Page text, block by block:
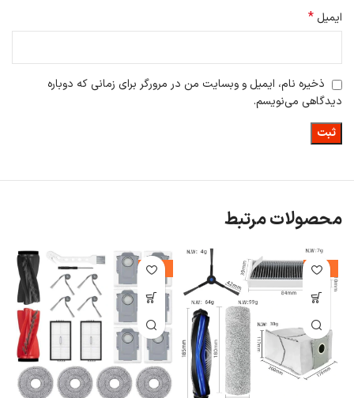
ایمیل *
ذخیره نام، ایمیل و وبسایت من در مرورگر برای زمانی که دوباره
دیدگاهی می‌نویسم.
محصولات مرتبط
-12%
-10%